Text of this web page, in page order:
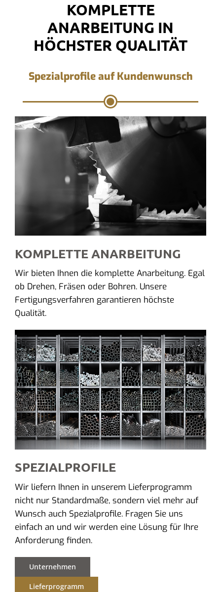
KOMPLETTE
ANARBEITUNG IN
HÖCHSTER QUALITÄT
Spezialprofile auf Kundenwunsch
KOMPLETTE ANARBEITUNG
Wir bieten Ihnen die komplette Anarbeitung. Egal
ob Drehen, Fräsen oder Bohren. Unsere
Fertigungsverfahren garantieren höchste
Qualität.
SPEZIALPROFILE
Wir liefern Ihnen in unserem Lieferprogramm
nicht nur Standardmaße, sondern viel mehr auf
Wunsch auch Spezialprofile. Fragen Sie uns
einfach an und wir werden eine Lösung für Ihre
Anforderung finden.
Unternehmen
Lieferprogramm